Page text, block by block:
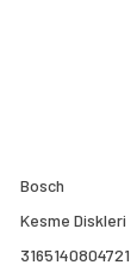
Bosch
Kesme Diskleri
3165140804721